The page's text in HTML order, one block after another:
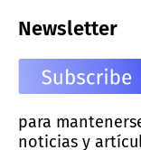
Newsletter
para
noticias y